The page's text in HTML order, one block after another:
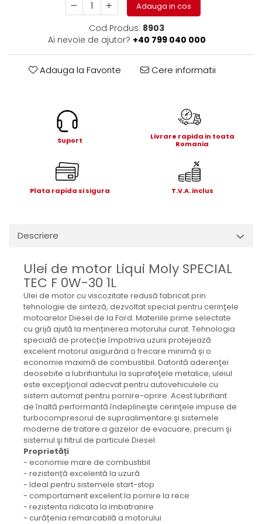
Motoare electrice si pompe
hidraulice
Role, bucse si bolturi
Bolturi, role si bucse
Cilindri si burdufe
Electrice
Mecanica
Electropompa si motoare
electrice
Burdufuri si cilindri hidraulici
Role, bucsi si bolturi
BEHRENS
Bolturi - role - bucse
Burdufe si cilindri
Mecanice
Electrice
Hidraulice
Motoare electrice si pompe
SÖRENSEN
Mecanice
Electrice
Hidraulice
Cilindri hidraulici si burdufe
Adauga in cos
Cod Produs: 8903
Ai nevoie de ajutor? +40 799 040 000
Adauga la Favorite Cere informatii
Suport
Livrare rapida in toata
Romania
Plata rapida si sigura T.V.A. inclus
Descriere
Ulei de motor Liqui Moly SPECIAL
TEC F 0W-30 1L
Ulei de motor cu viscozitate redusă fabricat prin
tehnologie de sinteză, dezvoltat special pentru cerinţele
motoarelor Diesel de la Ford. Materiile prime selectate
cu grijă ajută la menținerea motorului curat. Tehnologia
specială de protecție împotriva uzurii protejează
excelent motorul asigurând o frecare minimă și o
economie maximă de combustibil. Datorită aderenţei
deosebite a lubrifiantului la suprafeţele metalice, uleiul
este excepţional adecvat pentru autovehiculele cu
sistem automat pentru pornire-oprire. Acest lubrifiant
de înaltă performantă îndeplineşte cerinţele impuse de
turbocompresorul de supraalimentare şi sistemele
moderne de tratare a gazelor de evacuare, precum şi
sistemul şi filtrul de particule Diesel.
Proprietăți
- economie mare de combustibil
- rezistență excelentă la uzură
- Ideal pentru sistemele start-stop
- comportament excelent la pornire la rece
- rezistenta ridicata la imbatranire
- curățenia remarcabilă a motorului